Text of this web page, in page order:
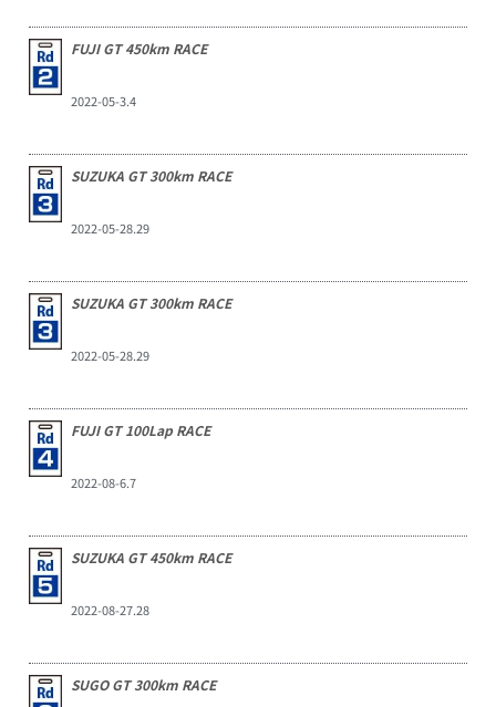
FUJI GT 450km RACE
2022-05-3.4
SUZUKA GT 300km RACE
2022-05-28.29
SUZUKA GT 300km RACE
2022-05-28.29
FUJI GT 100Lap RACE
2022-08-6.7
SUZUKA GT 450km RACE
2022-08-27.28
SUGO GT 300km RACE